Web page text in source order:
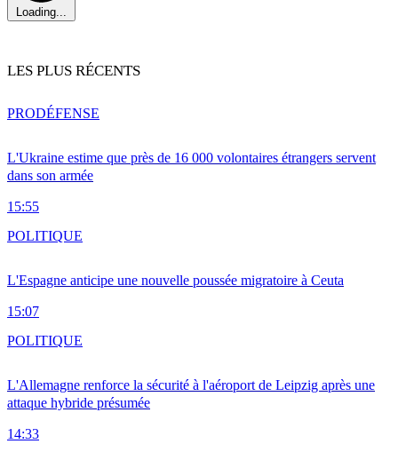
Loading...
LES PLUS RÉCENTS
L'Ukraine estime que près de 16 000 volontaires étrangers servent
dans son armée
15:55
PRODÉFENSE
L'Espagne anticipe une nouvelle poussée migratoire à Ceuta
15:07
POLITIQUE
L'Allemagne renforce la sécurité à l'aéroport de Leipzig après une
attaque hybride présumée
14:33
POLITIQUE